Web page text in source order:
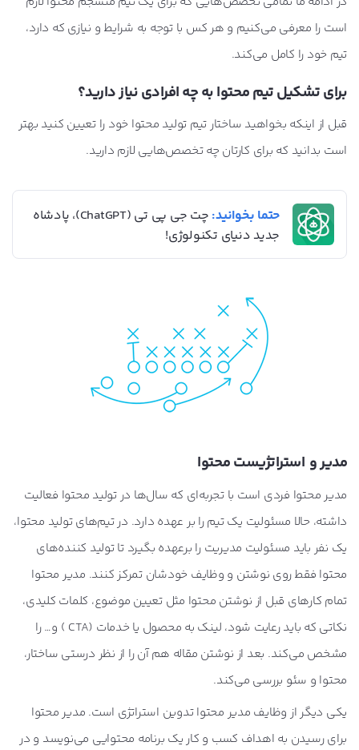
است را معرفی می‌کنیم و هر کس با توجه به شرایط و نیازی که دارد،
تیم خود را کامل می‌کند.
برای تشکیل تیم محتوا به چه افرادی نیاز دارید؟
قبل از اینکه بخواهید ساختار تیم تولید محتوا خود را تعیین کنید بهتر
است بدانید که برای کارتان چه تخصص‌هایی لازم دارید.
حتما بخوانید:
چت جی پی تی (ChatGPT)، پادشاه
جدید دنیای تکنولوژی!
مدیر و استراتژیست محتوا
مدیر محتوا فردی است با تجربه‌ای که سال‌ها در تولید محتوا فعالیت
داشته، حالا مسئولیت یک تیم را بر عهده دارد. در تیم‌های تولید محتوا،
یک نفر باید مسئولیت مدیریت را برعهده بگیرد تا تولید کننده‌های
محتوا فقط روی نوشتن و وظایف خودشان تمرکز کنند. مدیر محتوا
تمام کارهای قبل از نوشتن محتوا مثل تعیین موضوع، کلمات کلیدی،
نکاتی که باید رعایت شود، لینک به محصول یا خدمات (CTA ) و… را
مشخص می‌کند. بعد از نوشتن مقاله هم آن را از نظر درستی ساختار،
محتوا و سئو بررسی می‌کند.
یکی دیگر از وظایف مدیر محتوا تدوین استراتژی است. مدیر محتوا
برای رسیدن به اهداف کسب و کار یک برنامه محتوایی می‌نویسد و در